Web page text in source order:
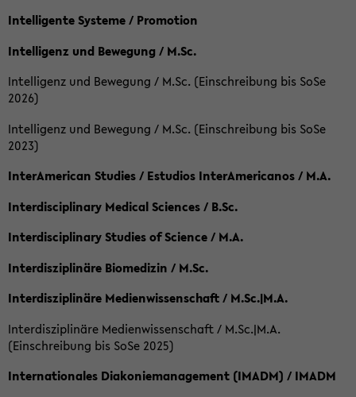
Intelligente Systeme / Promotion
Intelligenz und Bewegung / M.Sc.
Intelligenz und Bewegung / M.Sc. (Einschreibung bis SoSe
2026)
Intelligenz und Bewegung / M.Sc. (Einschreibung bis SoSe
2023)
InterAmerican Studies / Estudios InterAmericanos / M.A.
Interdisciplinary Medical Sciences / B.Sc.
Interdisciplinary Studies of Science / M.A.
Interdisziplinäre Biomedizin / M.Sc.
Interdisziplinäre Medienwissenschaft / M.Sc.|M.A.
Interdisziplinäre Medienwissenschaft / M.Sc.|M.A.
(Einschreibung bis SoSe 2025)
Internationales Diakoniemanagement (IMADM) / IMADM